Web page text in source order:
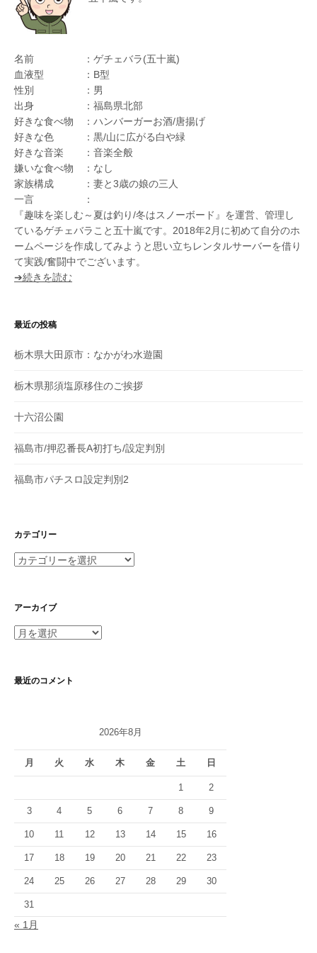
名前 ：ゲチェバラ(五十嵐)
血液型 ：B型
性別 ：男
出身 ：福島県北部
好きな食べ物 ：ハンバーガーお酒/唐揚げ
好きな色 ：黒/山に広がる白や緑
好きな音楽 ：音楽全般
嫌いな食べ物 ：なし
家族構成 ：妻と3歳の娘の三人
一言 ：
『趣味を楽しむ～夏は釣り/冬はスノーボード』を運営、管理し
ているゲチェバラこと五十嵐です。2018年2月に初めて自分のホ
ームページを作成してみようと思い立ちレンタルサーバーを借り
て実践/奮闘中でございます。
➔続きを読む
最近の投稿
栃木県大田原市：なかがわ水遊園
栃木県那須塩原移住のご挨拶
十六沼公園
福島市/押忍番長A初打ち/設定判別
福島市パチスロ設定判別2
カテゴリー
カ
リ
アーカイブ
ア
イ
最近のコメント
2026年8月
月 火 水 木 金 土 日
1 2
3 4 5 6 7 8 9
10 11 12 13 14 15 16
17 18 19 20 21 22 23
24 25 26 27 28 29 30
31
« 1月